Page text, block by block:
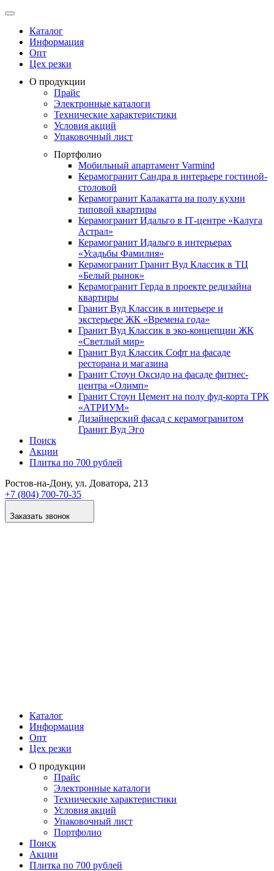
Каталог
Информация
Опт
Цех резки
О продукции
Прайс
Электронные каталоги
Технические характеристики
Условия акций
Упаковочный лист
Портфолио
Мобильный апартамент Varmind
Керамогранит Сандра в интерьере гостиной-
столовой
Керамогранит Калакатта на полу кухни
типовой квартиры
Керамогранит Идальго в IТ-центре «Калуга
Астрал»
Керамогранит Идальго в интерьерах
«Усадьбы Фамилия»
Керамогранит Гранит Вуд Классик в ТЦ
«Белый рынок»
Керамогранит Герда в проекте редизайна
квартиры
Гранит Вуд Классик в интерьере и
экстерьере ЖК «Времена года»
Гранит Вуд Классик в эко-концепции ЖК
«Светлый мир»
Гранит Вуд Классик Софт на фасаде
ресторана и магазина
Гранит Стоун Оксидо на фасаде фитнес-
центра «Олимп»
Гранит Стоун Цемент на полу фуд-корта ТРК
«АТРИУМ»
Дизайнер­ский фасад с керамогранитом
Гранит Вуд Эго
Поиск
Акции
Плитка по 700 рублей
Ростов-на-Дону, ул. Доватора, 213
+7 (804) 700-70-35
Заказать звонок
Каталог
Информация
Опт
Цех резки
О продукции
Прайс
Электронные каталоги
Технические характеристики
Условия акций
Упаковочный лист
Портфолио
Поиск
Акции
Плитка по 700 рублей